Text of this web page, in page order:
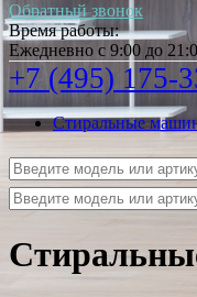
Обратный звонок
Время работы:
Ежедневно с 9:00 до
+7 (495) 175-
Стиральные